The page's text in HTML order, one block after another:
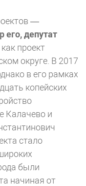
—
его, депутат
проект
округе. В 2017
в его рамках
копейских
Калачево и
стало
были
начиная от